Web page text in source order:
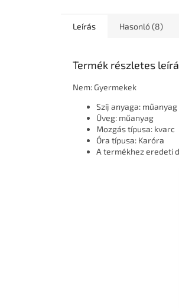
Leírás Hasonló (8)
Termék részletes
Nem: Gyermekek
Szíj anyaga: műanyag
Üveg: műanyag
Mozgás típusa: kvarc
Óra típusa: Karóra
A termékhez eredeti